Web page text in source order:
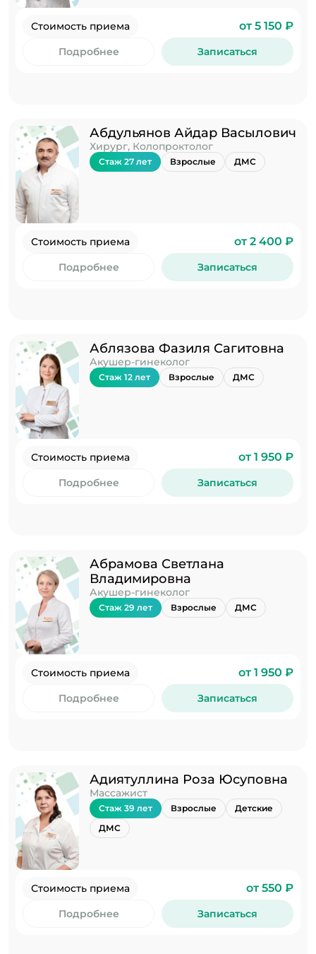
Стоимость приема от 5 150 ₽
Подробнее Записаться
Абдульянов Айдар Васылович
Хирург, Колопроктолог
Стаж 27 лет Взрослые ДМС
Стоимость приема от 2 400 ₽
Подробнее Записаться
Аблязова Фазиля Сагитовна
Акушер-гинеколог
Стаж 12 лет Взрослые ДМС
Стоимость приема от 1 950 ₽
Подробнее Записаться
Абрамова Светлана
Владимировна
Акушер-гинеколог
Стаж 29 лет Взрослые ДМС
Стоимость приема от 1 950 ₽
Подробнее Записаться
Адиятуллина Роза Юсуповна
Массажист
Стаж 39 лет Взрослые
Детские
ДМС
Стоимость приема от 550 ₽
Подробнее Записаться